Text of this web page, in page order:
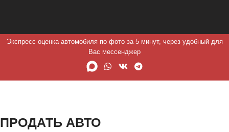
Экспресс оценка автомобиля по фото за 5 минут, через удобный для
Вас мессенджер
ПРОДАТЬ АВТО